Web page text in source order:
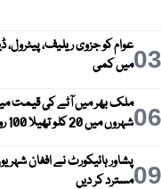
03عوام کو جزوی ریلیف،
میں کمی
06ملک بھر میں آٹے کی قیمت
شہروں میں 20 کلو تھیلا 100 روپے تک مہنگا
09پشاور ہائیکورٹ نے افغان
مسترد کر دیں